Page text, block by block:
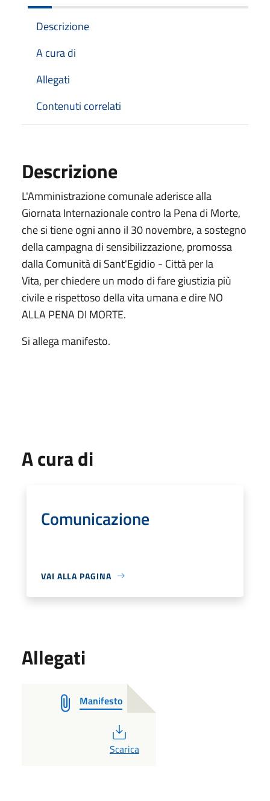
Descrizione
A cura di
Allegati
Contenuti correlati
Descrizione
L'Amministrazione comunale aderisce alla
Giornata Internazionale contro la Pena di Morte,
che si tiene ogni anno il 30 novembre, a sostegno
della campagna di sensibilizzazione, promossa
dalla Comunità di Sant'Egidio - Città per la
Vita, per chiedere un modo di fare giustizia più
civile e rispettoso della vita umana e dire NO
ALLA PENA DI MORTE.
Si allega manifesto.
A cura di
Comunicazione
VAI ALLA PAGINA
Allegati
Manifesto
PDF
Scarica